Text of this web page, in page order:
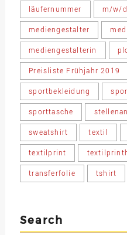
läufernummer m/w/d
mediengestalter
mediengestalterin
Preisliste Frühjahr 2019
sportbekleidung
sporttasche
sweatshirt textil
textilprint
transferfolie tshirt
Search